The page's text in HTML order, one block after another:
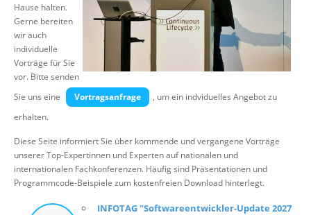
Hause halten.
Gerne bereiten
wir auch
individuelle
Vorträge für Sie vor. Bitte senden Sie uns eine
Vortragsanfrage
,
um ein indviduelles Angebot zu erhalten.
Diese Seite informiert Sie über kommende und vergangene Vorträge
internationalen Fachkonferenzen. Häufig sind Präsentationen und
Programmcode-Beispiele zum kostenfreien Download hinterlegt.
2027
INFOTAG "Softwareentwickler-Update 2027
12.0 und KI"